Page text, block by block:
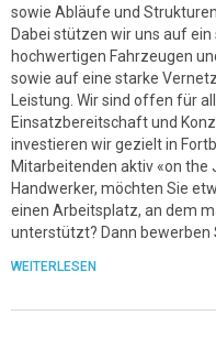
sowie Abläufe und
Dabei stützen wir uns auf
hochwertigen Fahrzeugen
sowie auf eine starke
Leistung. Wir sind offen für
Einsatzbereitschaft und
investieren wir gezielt in
Mitarbeitenden aktiv «on the
Handwerker, möchten Sie
einen Arbeitsplatz, an dem
unterstützt? Dann bewerben
WEITERLESEN